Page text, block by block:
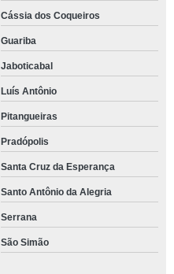
Cássia dos Coqueiros
Guariba
Jaboticabal
Luís Antônio
Pitangueiras
Pradópolis
Santa Cruz da Esperança
Santo Antônio da Alegria
Serrana
São Simão